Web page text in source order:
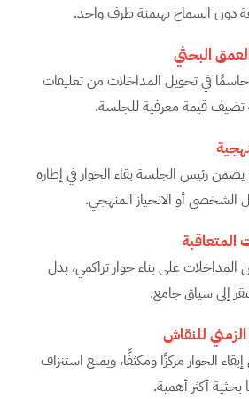
دون السماح بهيمنة طرف واحد.
حاسمًا في تحويل المداخلات من تعليقات
تضيف قيمة معرفية للجلسة.
يضمن رئيس الجلسة بقاء الحوار في إطاره
الشخصي أو الانحياز المنهجي.
على بناء حوار تراكمي، بدل
إلى سياق جامع.
الحوار مركزًا ومكثفًا، ويمنع استنزاف
أكثر أهمية.